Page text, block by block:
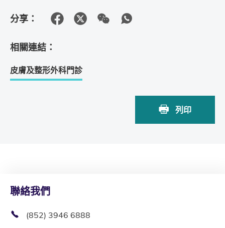
分享：
列印
相關連結：
皮膚及整形外科門診
聯絡我們
(852) 3946 6888